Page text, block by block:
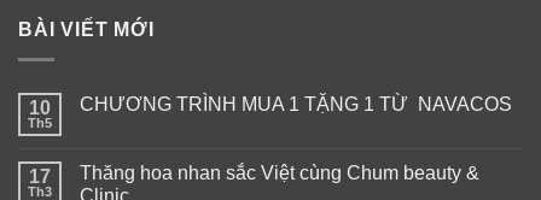
BÀI VIẾT MỚI
10
Th5
CHƯƠNG TRÌNH MUA 1 TẶNG 1 TỪ NAVACOS
17
Th3
Thăng hoa nhan sắc Việt cùng Chum beauty &
Clinic